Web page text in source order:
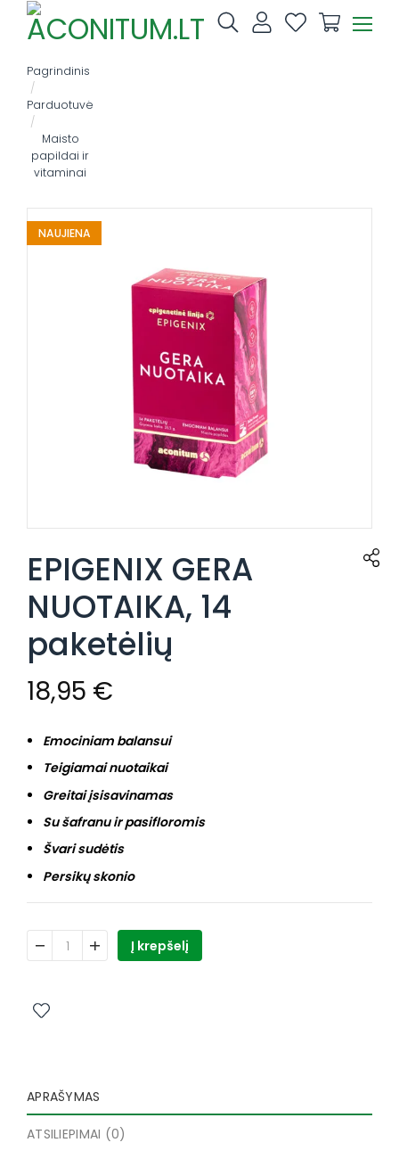
Pagrindinis
/
Parduotuvė
/
Maisto
papildai ir
vitaminai
NAUJIENA
EPIGENIX GERA
NUOTAIKA, 14
paketėlių
18,95 €
Emociniam balansui
Teigiamai nuotaikai
Greitai įsisavinamas
Su šafranu ir pasifloromis
Švari sudėtis
Persikų skonio
produkto kiekis: EPIGENIX GERA NUOTAIKA, 14 paketėlių
Į krepšelį
APRAŠYMAS
ATSILIEPIMAI (0)